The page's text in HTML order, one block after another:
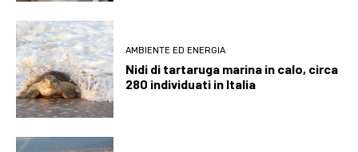
AMBIENTE ED ENERGIA
Nidi di tartaruga marina in calo, circa
280 individuati in Italia